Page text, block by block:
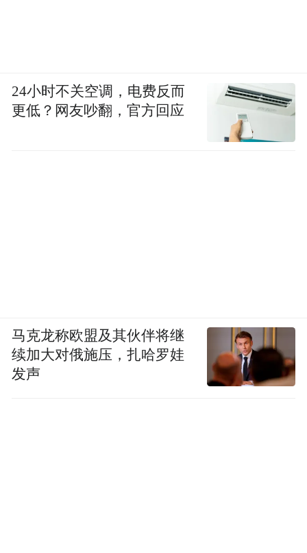
24小时不关空调，电费反而
更低？网友吵翻，官方回应
马克龙称欧盟及其伙伴将继
续加大对俄施压，扎哈罗娃
发声